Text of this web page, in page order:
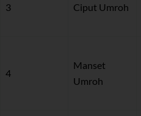
3 Ciput Umroh
4
Manset
Umroh